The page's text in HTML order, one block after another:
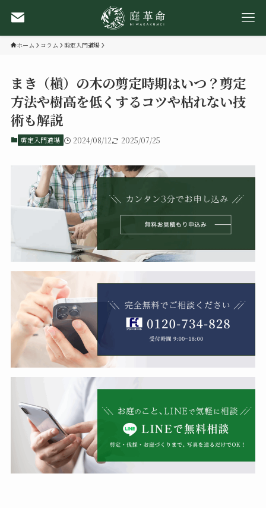
ホーム コラム 剪定入門道場
まき（槇）の木の剪定時期はいつ？剪定
方法や樹高を低くするコツや枯れない技
術も解説
剪定入門道場 2024/08/12 2025/07/25